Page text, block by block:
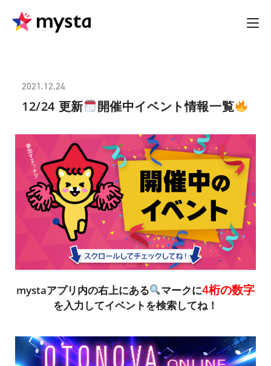
2021.12.24
12/24 更新 開催中イベント情報一覧
mystaアプリ内の右上にある マークに4桁の数字
を入力してイベントを検索してね！